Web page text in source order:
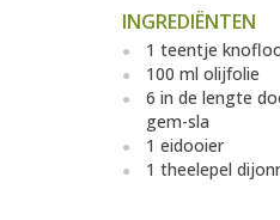
INGREDIËNTEN
1 teentje
100 ml olijfolie
6 in de lengte
gem-sla
1 eidooier
1 theelepel